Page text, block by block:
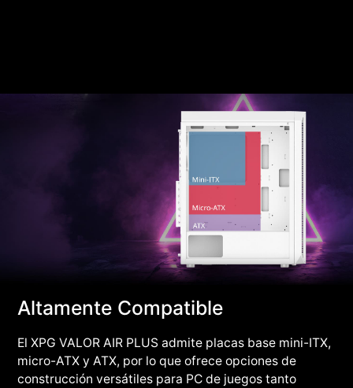
Altamente Compatible
El XPG VALOR AIR PLUS admite placas base mini-ITX,
micro-ATX y ATX, por lo que ofrece opciones de
construcción versátiles para PC de juegos tanto